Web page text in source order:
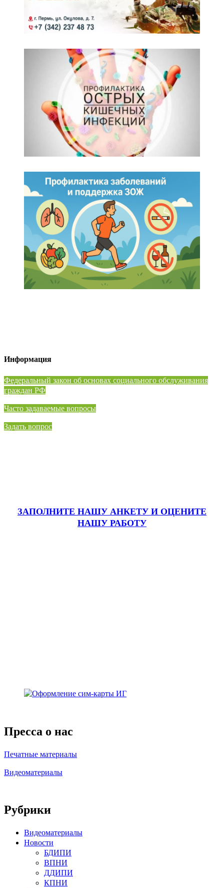
Информация
⁠Федеральный закон об основах социального обслуживания
граждан РФ
Часто задаваемые вопросы
Задать вопрос
ЗАПОЛНИТЕ НАШУ АНКЕТУ И ОЦЕНИТЕ
НАШУ РАБОТУ
Пресса о нас
Печатные материалы
Видеоматериалы
Рубрики
Видеоматериалы
Новости
БДИПИ
ВПНИ
ДДИПИ
КПНИ